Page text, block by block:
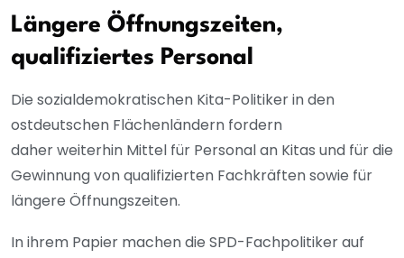
Längere Öffnungszeiten,
qualifiziertes Personal
Die sozialdemokratischen Kita-Politiker in den
ostdeutschen Flächenländern fordern
daher weiterhin Mittel für Personal an Kitas und für die
Gewinnung von qualifizierten Fachkräften sowie für
längere Öffnungszeiten.
In ihrem Papier machen die SPD-Fachpolitiker auf